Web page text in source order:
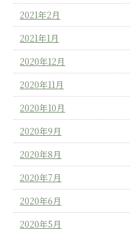
2021年2月
2021年1月
2020年12月
2020年11月
2020年10月
2020年9月
2020年8月
2020年7月
2020年6月
2020年5月